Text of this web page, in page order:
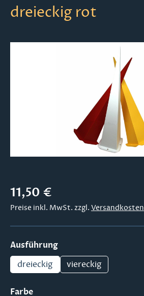
dreieckig rot
Regulärer Preis:
11,50 €
Preise inkl. MwSt. zzgl. Versandkosten
Ausführungauswählen
dreieckig
viereckig
Farbeauswählen